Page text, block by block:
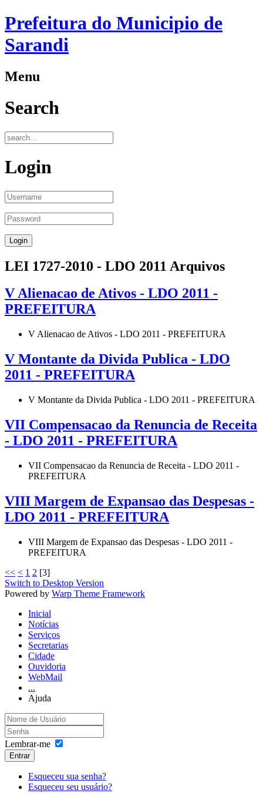
Prefeitura do Municipio de
Sarandi
Menu
Search
Login
LEI 1727-2010 - LDO 2011 Arquivos
V Alienacao de Ativos - LDO 2011 -
PREFEITURA
V Alienacao de Ativos - LDO 2011 - PREFEITURA
V Montante da Divida Publica - LDO
2011 - PREFEITURA
V Montante da Divida Publica - LDO 2011 - PREFEITURA
VII Compensacao da Renuncia de Receita
- LDO 2011 - PREFEITURA
VII Compensacao da Renuncia de Receita - LDO 2011 -
PREFEITURA
VIII Margem de Expansao das Despesas -
LDO 2011 - PREFEITURA
VIII Margem de Expansao das Despesas - LDO 2011 -
PREFEITURA
<< < 1 2 [3]
Switch to Desktop Version
Powered by Warp Theme Framework
Inicial
Notícias
Serviços
Secretarias
Cidade
Ouvidoria
WebMail
...
Ajuda
Lembrar-me
Entrar
Esqueceu sua senha?
Esqueceu seu usuário?